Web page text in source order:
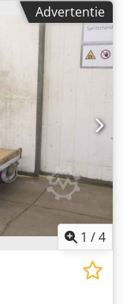
Advertentie
1 /4